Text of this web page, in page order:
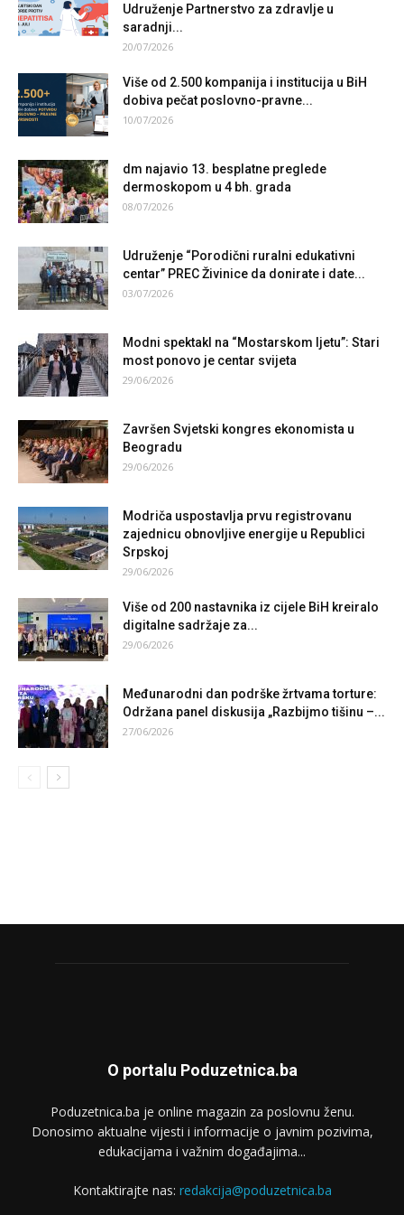
Udruženje Partnerstvo za zdravlje u
saradnji...
20/07/2026
Više od 2.500 kompanija i institucija u BiH
dobiva pečat poslovno-pravne...
10/07/2026
dm najavio 13. besplatne preglede
dermoskopom u 4 bh. grada
08/07/2026
Udruženje “Porodični ruralni edukativni
centar” PREC Živinice da donirate i date...
03/07/2026
Modni spektakl na “Mostarskom ljetu”: Stari
most ponovo je centar svijeta
29/06/2026
Završen Svjetski kongres ekonomista u
Beogradu
29/06/2026
Modriča uspostavlja prvu registrovanu
zajednicu obnovljive energije u Republici
Srpskoj
29/06/2026
Više od 200 nastavnika iz cijele BiH kreiralo
digitalne sadržaje za...
29/06/2026
Međunarodni dan podrške žrtvama torture:
Održana panel diskusija „Razbijmo tišinu –...
27/06/2026
O portalu Poduzetnica.ba
Poduzetnica.ba je online magazin za poslovnu ženu.
Donosimo aktualne vijesti i informacije o javnim pozivima,
edukacijama i važnim događajima...
Kontaktirajte nas: redakcija@poduzetnica.ba